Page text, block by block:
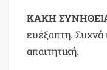
ΚΑΚΗ
ευέξαπτη.
απαιτητική.